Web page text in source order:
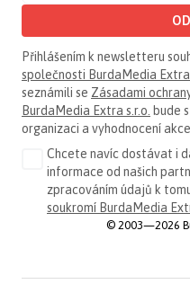
Přihlášením k newsletteru
společnosti BurdaMedia Extra
seznámili se Zásadami
BurdaMedia Extra s.r.o. bude
organizaci a vyhodnocení
Chcete navíc dostávat i
informace od našich
zpracováním údajů k
soukromí BurdaMedia
© 2003—2026